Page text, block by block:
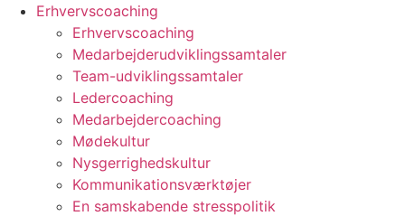
Erhvervscoaching
Erhvervscoaching
Medarbejderudviklingssamtaler
Team-udviklingssamtaler
Ledercoaching
Medarbejdercoaching
Mødekultur
Nysgerrighedskultur
Kommunikationsværktøjer
En samskabende stresspolitik